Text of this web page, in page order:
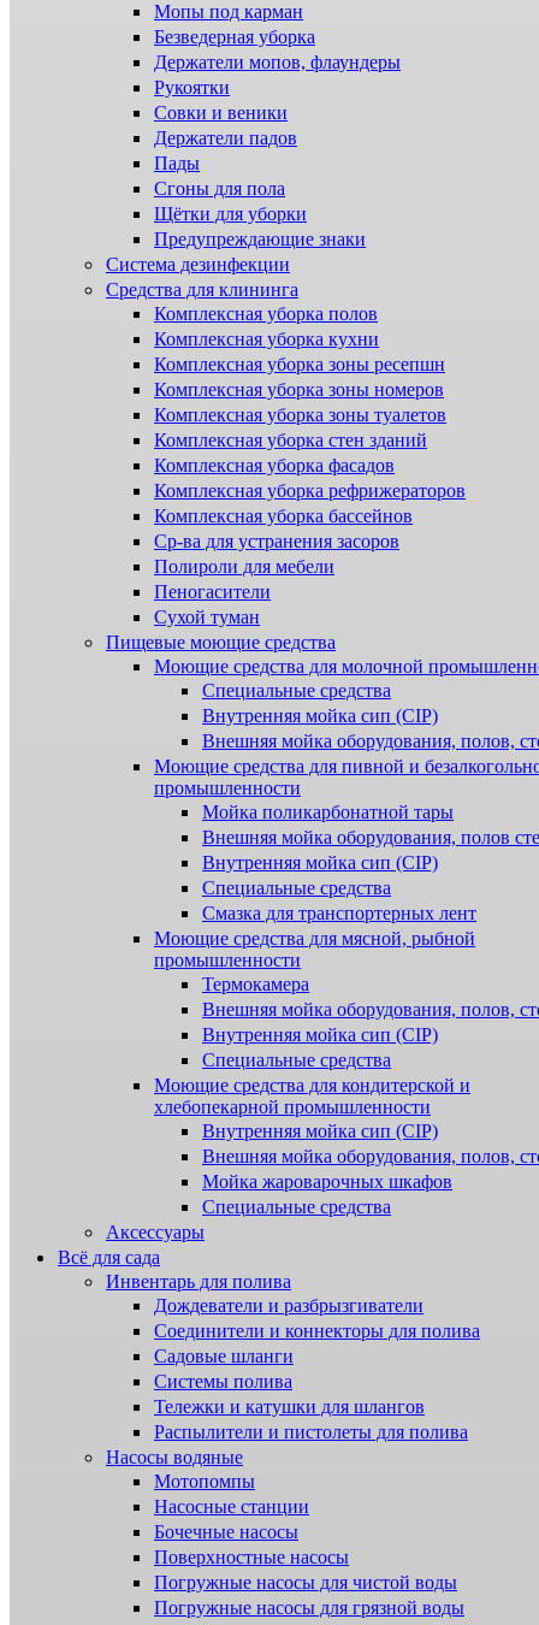
Мопы под карман
Безведерная уборка
Держатели мопов, флаундеры
Рукоятки
Совки и веники
Держатели падов
Пады
Сгоны для пола
Щётки для уборки
Предупреждающие знаки
Система дезинфекции
Cредства для клининга
Комплексная уборка полов
Комплексная уборка кухни
Комплексная уборка зоны ресепшн
Комплексная уборка зоны номеров
Комплексная уборка зоны туалетов
Комплексная уборка стен зданий
Комплексная уборка фасадов
Комплексная уборка рефрижераторов
Комплексная уборка бассейнов
Ср-ва для устранения засоров
Полироли для мебели
Пеногасители
Сухой туман
Пищевые моющие средства
Моющие средства для молочной
Специальные средства
Внутренняя мойка сип (CIP)
Внешняя мойка оборудования, полов,
Моющие средства для пивной и
промышленности
Мойка поликарбонатной тары
Внешняя мойка оборудования, полов
Внутренняя мойка сип (CIP)
Специальные средства
Смазка для транспортерных лент
Моющие средства для мясной, рыбной
промышленности
Термокамера
Внешняя мойка оборудования, полов,
Внутренняя мойка сип (CIP)
Специальные средства
Моющие средства для кондитерской и
хлебопекарной промышленности
Внутренняя мойка сип (CIP)
Внешняя мойка оборудования, полов,
Мойка жароварочных шкафов
Специальные средства
Аксессуары
Всё для сада
Инвентарь для полива
Дождеватели и разбрызгиватели
Соединители и коннекторы для полива
Садовые шланги
Системы полива
Тележки и катушки для шлангов
Распылители и пистолеты для полива
Насосы водяные
Мотопомпы
Насосные станции
Бочечные насосы
Поверхностные насосы
Погружные насосы для чистой воды
Погружные насосы для грязной воды